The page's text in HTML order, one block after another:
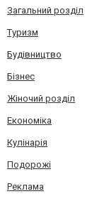
Загальний розділ
Туризм
Будівництво
Бізнес
Жіночий розділ
Економіка
Кулінарія
Подорожі
Реклама